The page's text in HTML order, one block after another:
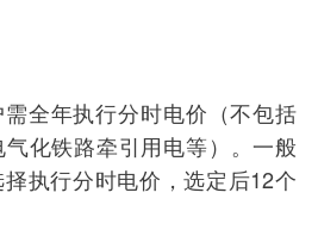
全年执行分时电价（不包括
化铁路牵引用电等）。一般
执行分时电价，选定后12个